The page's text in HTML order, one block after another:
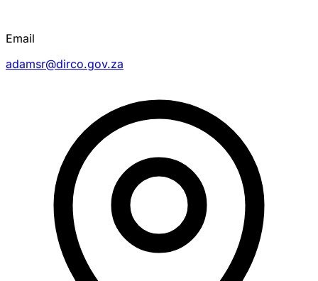
Email
adamsr@dirco.gov.za